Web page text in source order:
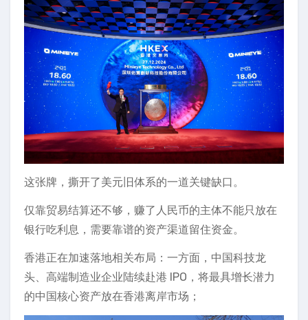
这张牌，撕开了美元旧体系的一道关键缺口。
仅靠贸易结算还不够，赚了人民币的主体不能只放在
银行吃利息，需要靠谱的资产渠道留住资金。
香港正在加速落地相关布局：一方面，中国科技龙
头、高端制造业企业陆续赴港 IPO，将最具增长潜力
的中国核心资产放在香港离岸市场；